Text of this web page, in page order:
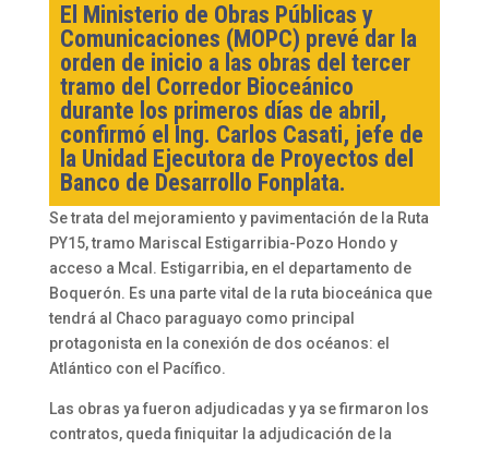
El Ministerio de Obras Públicas y
Comunicaciones (MOPC) prevé dar la
orden de inicio a las obras del tercer
tramo del Corredor Bioceánico
durante los primeros días de abril,
confirmó el Ing. Carlos Casati, jefe de
la Unidad Ejecutora de Proyectos del
Banco de Desarrollo Fonplata.
Se trata del mejoramiento y pavimentación de la Ruta
PY15, tramo Mariscal Estigarribia-Pozo Hondo y
acceso a Mcal. Estigarribia, en el departamento de
Boquerón. Es una parte vital de la ruta bioceánica que
tendrá al Chaco paraguayo como principal
protagonista en la conexión de dos océanos: el
Atlántico con el Pacífico.
Las obras ya fueron adjudicadas y ya se firmaron los
contratos, queda finiquitar la adjudicación de la